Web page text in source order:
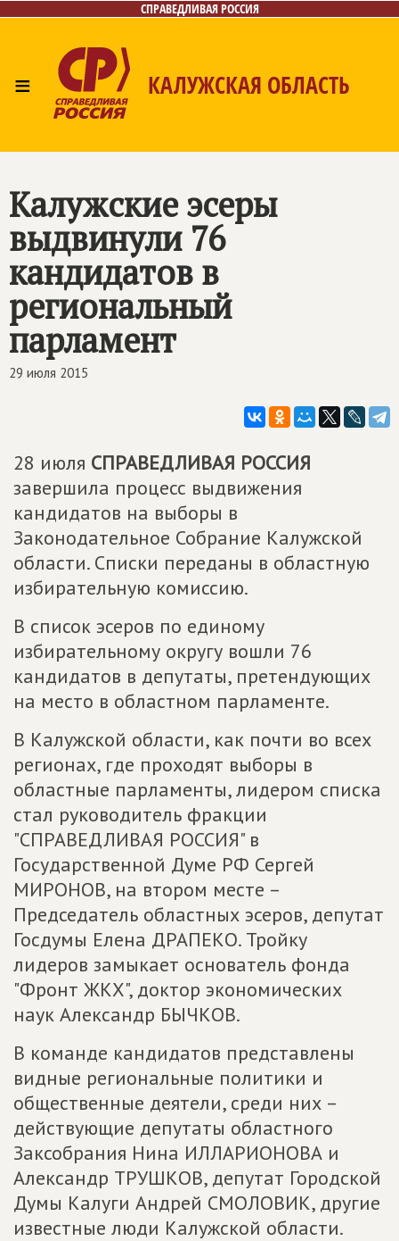
СПРАВЕДЛИВАЯ РОССИЯ
≡ КАЛУЖСКАЯ ОБЛАСТЬ
Калужские эсеры
выдвинули 76
кандидатов в
региональный
парламент
29 июля 2015
28 июля СПРАВЕДЛИВАЯ РОССИЯ
завершила процесс выдвижения
кандидатов на выборы в
Законодательное Собрание Калужской
области. Списки переданы в областную
избирательную комиссию.
В список эсеров по единому
избирательному округу вошли 76
кандидатов в депутаты, претендующих
на место в областном парламенте.
В Калужской области, как почти во всех
регионах, где проходят выборы в
областные парламенты, лидером списка
стал руководитель фракции
"СПРАВЕДЛИВАЯ РОССИЯ" в
Государственной Думе РФ Сергей
МИРОНОВ, на втором месте –
Председатель областных эсеров, депутат
Госдумы Елена ДРАПЕКО. Тройку
лидеров замыкает основатель фонда
"Фронт ЖКХ", доктор экономических
наук Александр БЫЧКОВ.
В команде кандидатов представлены
видные региональные политики и
общественные деятели, среди них –
действующие депутаты областного
Заксобрания Нина ИЛЛАРИОНОВА и
Александр ТРУШКОВ, депутат Городской
Думы Калуги Андрей СМОЛОВИК, другие
известные люди Калужской области.